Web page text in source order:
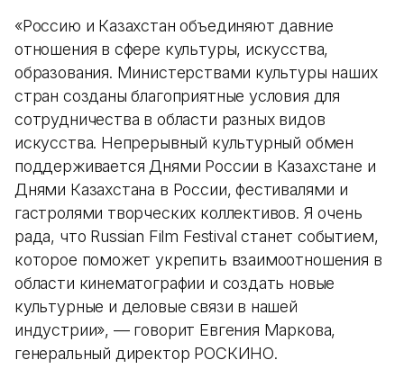
«Россию и Казахстан объединяют давние
отношения в сфере культуры, искусства,
образования. Министерствами культуры наших
стран созданы благоприятные условия для
сотрудничества в области разных видов
искусства. Непрерывный культурный обмен
поддерживается Днями России в Казахстане и
Днями Казахстана в России, фестивалями и
гастролями творческих коллективов. Я очень
рада, что Russian Film Festival станет событием,
которое поможет укрепить взаимоотношения в
области кинематографии и создать новые
культурные и деловые связи в нашей
индустрии», — говорит Евгения Маркова,
генеральный директор РОСКИНО.